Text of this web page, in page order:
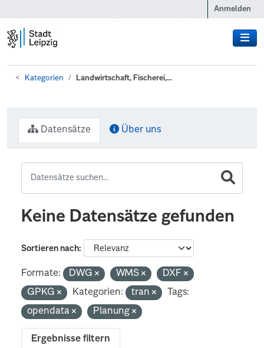
Anmelden
Kategorien Landwirtschaft, Fischerei,...
Datensätze Über uns
Keine Datensätze gefunden
Sortieren nach
Formate: DWG WMS
DXF
GPKG
Kategorien: tran
Tags:
opendata
Planung
Ergebnisse filtern